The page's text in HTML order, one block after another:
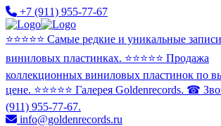
+7 (911) 955-77-67
⭐️⭐️⭐️⭐️⭐️ Самые редкие и уникальные
виниловых пластинках. ⭐️⭐️⭐️⭐️⭐️ Продажа
коллекционных виниловых пластинок по
цене. ⭐️⭐️⭐️⭐️⭐️ Галерея Goldenrecords. ☎
(911) 955-77-67.
info@goldenrecords.ru